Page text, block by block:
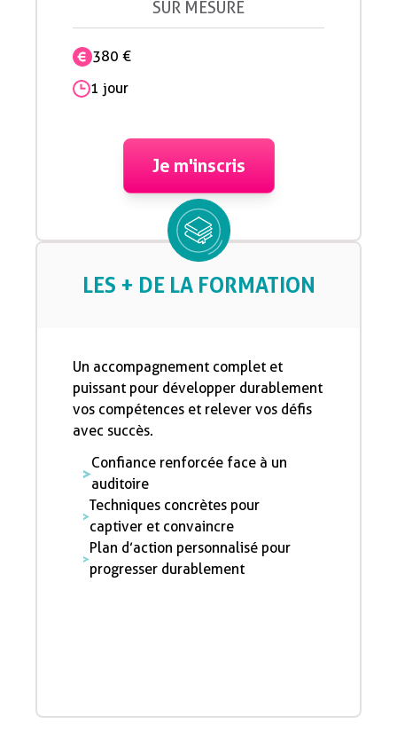
SUR MESURE
380 €
1 jour
Je m'inscris
LES + DE LA FORMATION
Un accompagnement complet et
puissant pour développer durablement
vos compétences et relever vos défis
avec succès.
Confiance renforcée face à un
auditoire
Techniques concrètes pour
captiver et convaincre
Plan d’action personnalisé pour
progresser durablement